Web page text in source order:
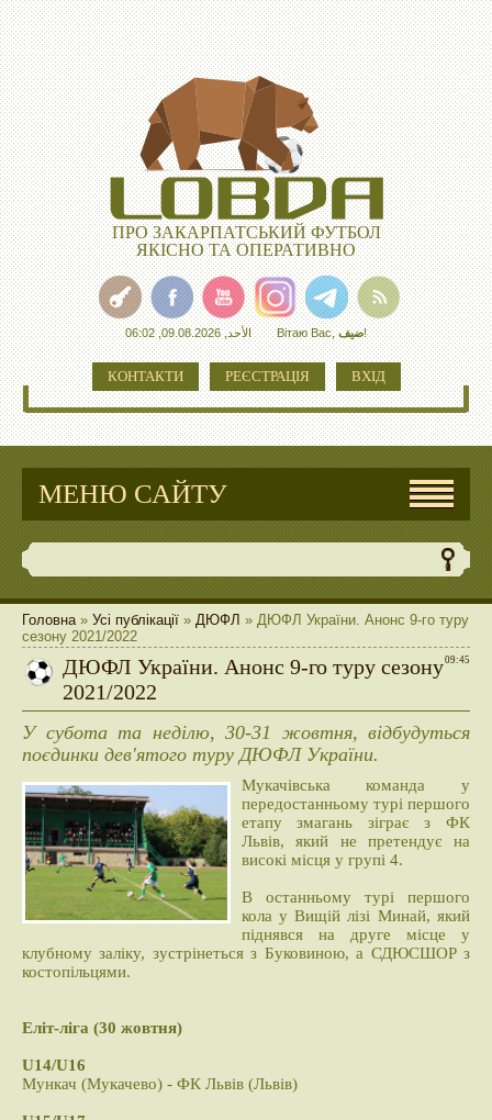
ПРО ЗАКАРПАТСЬКИЙ ФУТБОЛ
ЯКІСНО ТА ОПЕРАТИВНО
الأحد, 09.08.2026, 06:02 Вітаю Вас,ضيف!
КОНТАКТИ РЕЄСТРАЦІЯ ВХІД
МЕНЮ САЙТУ
Головна» Усі публікації » ДЮФЛ » ДЮФЛ України. Анонс 9-го туру
сезону 2021/2022
09:45
ДЮФЛ України. Анонс 9-го туру сезону
2021/2022
У субота та неділю, 30-31 жовтня, відбудуться
поєдинки дев'ятого туру ДЮФЛ України.
Мукачівська команда у
передостанньому турі першого
етапу змагань зіграє з ФК
Львів, який не претендує на
високі місця у групі 4.
В останньому турі першого
кола у Вищій лізі Минай, який
піднявся на друге місце у
клубному заліку, зустрінеться з Буковиною, а СДЮСШОР з
костопільцями.
Еліт-ліга (30 жовтня)
U14/U16
Мункач (Мукачево) - ФК Львів (Львів)